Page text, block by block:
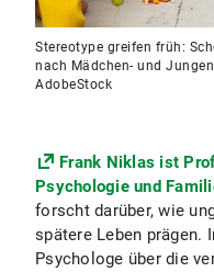
Stereotype greifen früh:
nach Mädchen- und
AdobeStock
Frank Niklas ist
Psychologie und
forscht darüber, wie
spätere Leben prägen.
Psychologe über die